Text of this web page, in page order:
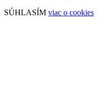
SÚHLASÍM viac o cookies